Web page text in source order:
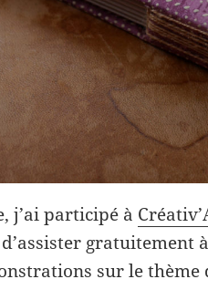
j’ai participé à
gratuitement
sur le thème